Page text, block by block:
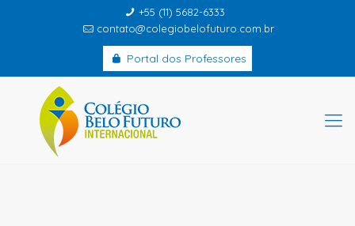
+55 (11) 5682-6333
contato@colegiobelofuturo.com.br
Portal dos Professores